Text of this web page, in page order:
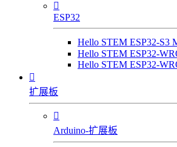

ESP32
Hello STEM ESP32-S3
Hello STEM ESP32-
Hello STEM ESP32-

扩展板

Arduino-扩展板